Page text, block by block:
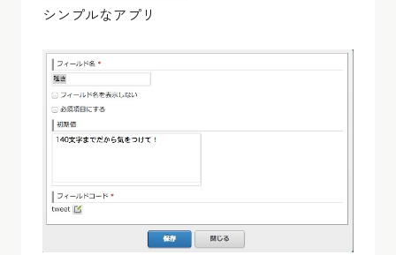
シンプルなアプリ